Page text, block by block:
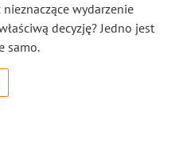
wydarzenie
decyzję? Jedno jest
samo.